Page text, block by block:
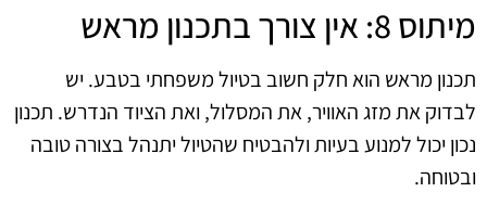
מיתוס 8: אין צורך בתכנון מראש
תכנון מראש הוא חלק חשוב בטיול משפחתי בטבע. יש
לבדוק את מזג האוויר, את המסלול, ואת הציוד הנדרש. תכנון
נכון יכול למנוע בעיות ולהבטיח שהטיול יתנהל בצורה טובה
ובטוחה.